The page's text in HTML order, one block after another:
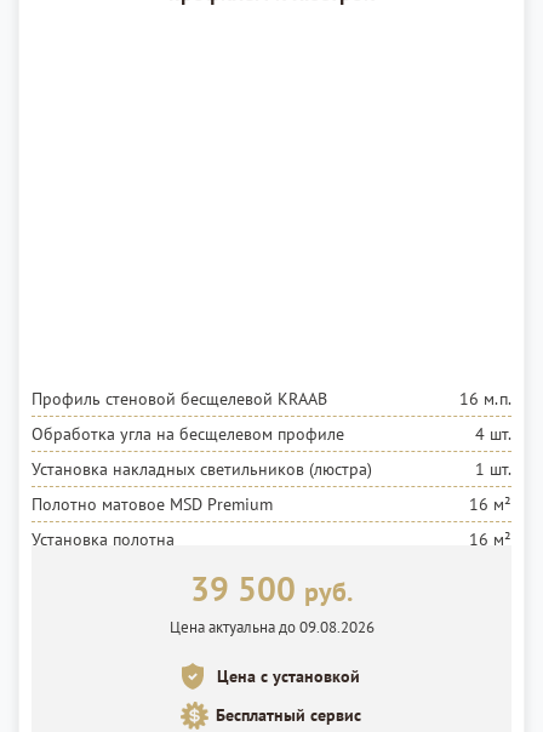
Профиль стеновой бесщелевой KRAAB
16 м.п.
Обработка угла на бесщелевом профиле
4 шт.
Установка накладных светильников (люстра)
1 шт.
Полотно матовое MSD Premium
16 м²
Установка полотна
16 м²
39 500 руб.
Цена актуальна до 09.08.2026
Цена с установкой
Бесплатный сервис